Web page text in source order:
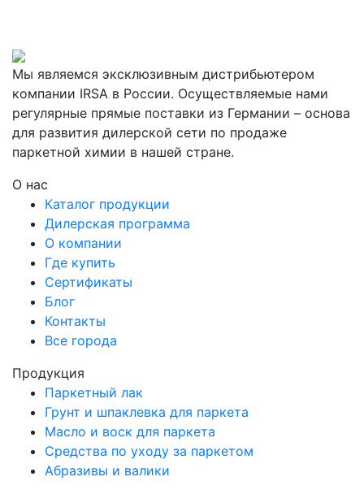
Мы являемся эксклюзивным дистрибьютером
компании IRSA в России. Осуществляемые нами
регулярные прямые поставки из Германии – основа
для развития дилерской сети по продаже
паркетной химии в нашей стране.
О нас
Каталог продукции
Дилерская программа
О компании
Где купить
Сертификаты
Блог
Контакты
Все города
Продукция
Паркетный лак
Грунт и шпаклевка для паркета
Масло и воск для паркета
Средства по уходу за паркетом
Абразивы и валики